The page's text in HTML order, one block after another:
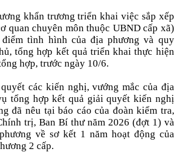
khẩn trương triển khai việc sắp xếp
quan chuyên môn thuộc UBND cấp xã)
tình hình của địa phương và quy
tổng hợp kết quả triển khai thực hiện
hợp, trước ngày 10/6.
các kiến nghị, vướng mắc của địa
tổng hợp kết quả giải quyết kiến nghị
đã nêu tại báo cáo của đoàn kiểm tra,
trị, Ban Bí thư năm 2026 (đợt 1) và
về sơ kết 1 năm hoạt động của
2 cấp.